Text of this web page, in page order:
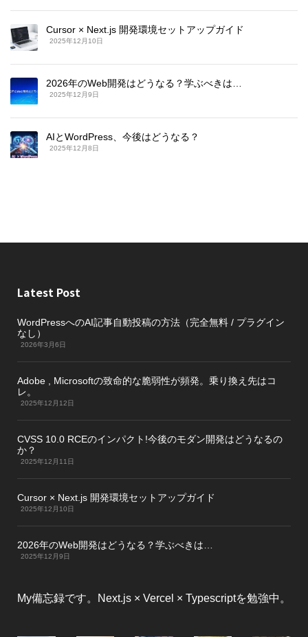
Cursor × Next.js 開発環境セットアップガイド
2025年12月10日
2026年のWeb開発はどうなる？学ぶべきは…
2025年12月9日
AIとWordPress、今後はどうなる？
2025年12月8日
Latest Post
WordPressへのAI記事自動投稿の方法（完全無料 / プラグイン
なし）
2026年3月6日
Adobe , Microsoftの致命的な脆弱性が頻発。乗り換え先はコ
レ。
2025年12月12日
CVSS 10.0 RCEのインパクト!今後のモダン開発はどうなるの
か？
2025年12月11日
Cursor × Next.js 開発環境セットアップガイド
2025年12月10日
2026年のWeb開発はどうなる？学ぶべきは…
2025年12月9日
My備忘録です。Next.js × Vercel × Typescriptを勉強中。